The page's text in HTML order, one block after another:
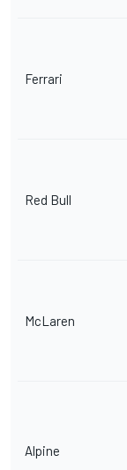
Ferrari
Red Bull
McLaren
Alpine